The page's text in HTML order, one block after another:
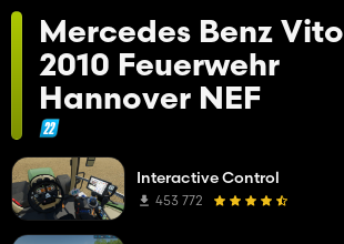
Mercedes Benz Vito
2010 Feuerwehr
Hannover NEF
Interactive Control
453 772